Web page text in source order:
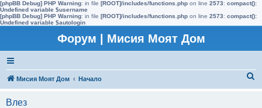
[phpBB Debug] PHP Warning: in file [ROOT]/includes/functions.php on line 2573: compact():
Undefined variable $username
[phpBB Debug] PHP Warning: in file [ROOT]/includes/functions.php on line 2573: compact():
Undefined variable $autologin
Форум | Мисия Моят Дом
Мисия Моят Дом Начало
Влез